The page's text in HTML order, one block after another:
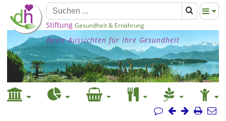
Stiftung Gesundheit & Ernährung
Beste Aussichten für Ihre Gesundheit